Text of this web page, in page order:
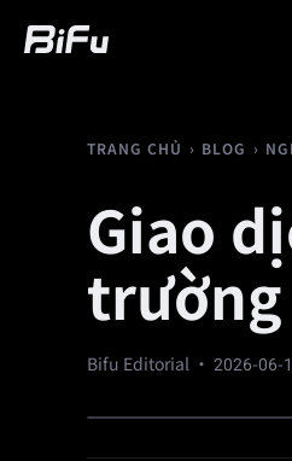
Mua
TRANG CHỦ › BLOG ›
Giao
trường
Bifu Editorial · 2026-06-